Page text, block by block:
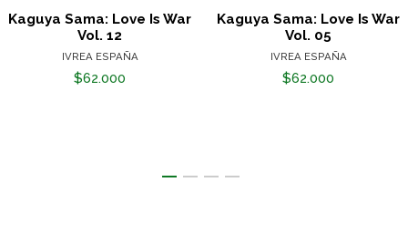
Kaguya Sama: Love Is War
Vol. 12
IVREA ESPAÑA
$62.000
Kaguya Sama: Love Is War
Vol. 05
IVREA ESPAÑA
$62.000